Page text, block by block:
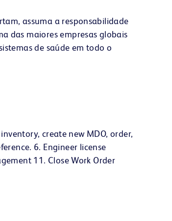
assuma a responsabilidade
das maiores empresas globais
de saúde em todo o
create new MDO, order,
6. Engineer license
11. Close Work Order